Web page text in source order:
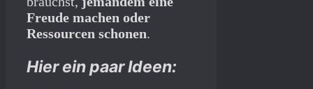
Freude machen oder
Ressourcen schonen.
Hier ein paar Ideen: